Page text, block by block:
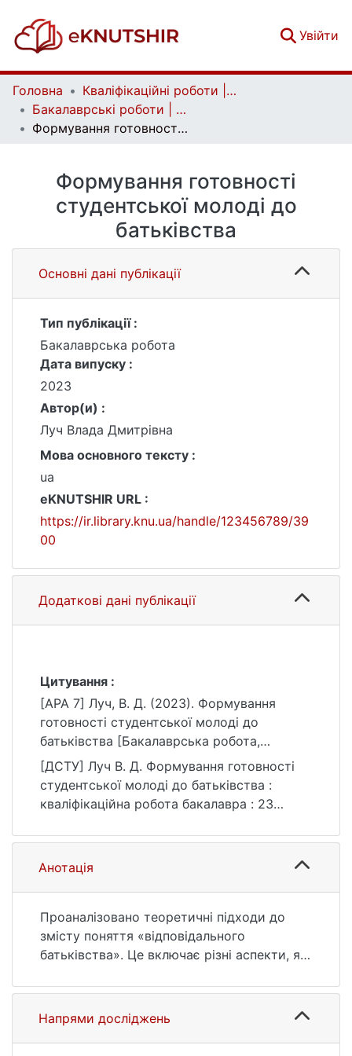
Увійти
Головна
Кваліфікаційні роботи | Qualifying works
Бакалаврські роботи | Bachelor theses
Формування готовності студентської молоді до батьківства
Формування готовності
студентської молоді до
батьківства
Основні дані публікації
Тип публікації :
Бакалаврська робота
Дата випуску :
2023
Автор(и) :
Луч Влада Дмитрівна
Мова основного тексту :
ua
eKNUTSHIR URL :
https://ir.library.knu.ua/handle/123456789/39
00
Додаткові дані публікації
Цитування :
[APA 7] Луч, В. Д. (2023). Формування
готовності студентської молоді до
батьківства [Бакалаврська робота,
Київський національний університет імені
Тараса Шевченка]. eKNUTSHIR.
https://ir.library.knu.ua/handle/123456789/39
[ДСТУ] Луч В. Д. Формування готовності
студентської молоді до батьківства :
кваліфікаційна робота бакалавра : 23
https://ir.library.knu.ua/handle/123456789/39
00 (дата звернення: 25.07.2026).
Анотація
Проаналізовано теоретичні підходи до
змісту поняття «відповідального
батьківства». Це включає різні аспекти, які
емоційного, соціального та психологічного
благополуччя дітей. Відповідальні батьки
здійснюють свої обов'язки з урахуванням
Напрями досліджень